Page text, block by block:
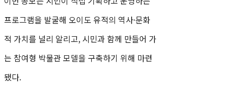
프로그램을 발굴해 오이도 유적의 역사·문화
적 가치를 널리 알리고, 시민과 함께 만들어 가
는 참여형 박물관 모델을 구축하기 위해 마련
됐다.